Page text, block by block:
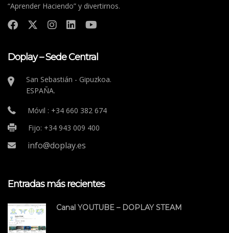
“Aprender Haciendo” y divertirnos.
Doplay – Sede Central
San Sebastián - Gipuzkoa.
ESPAÑA.
Móvil : +34 660 382 674
Fijo: +34 943 009 400
info@doplay.es
Entradas más recientes
Canal YOUTUBE – DOPLAY STEAM